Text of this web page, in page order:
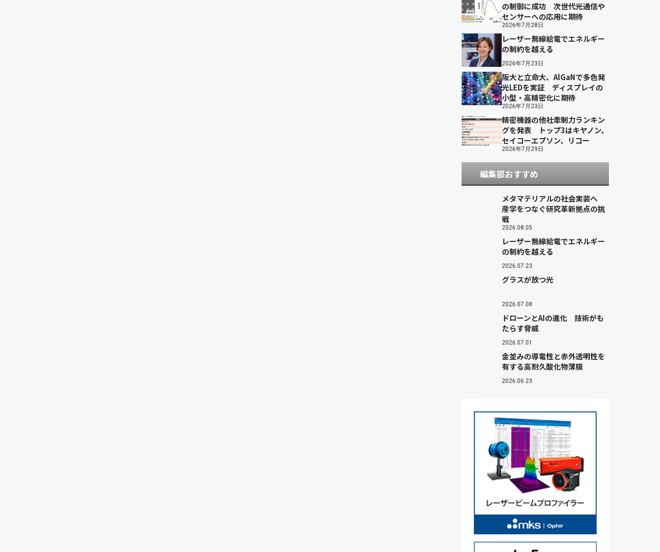
の制御に成功 次世代光通信や
センサーへの応用に期待
2026年7月28日
レーザー無線給電でエネルギー
の制約を越える
2026年7月23日
阪大と立命大、AlGaNで多色発
光LEDを実証 ディスプレイの
小型・高精密化に期待
2026年7月23日
精密機器の他社牽制力ランキン
グを発表 トップ3はキヤノン、
セイコーエプソン、リコー
2026年7月29日
編集部おすすめ
メタマテリアルの社会実装へ
産学をつなぐ研究革新拠点の挑
戦
2026.08.05
レーザー無線給電でエネルギー
の制約を越える
2026.07.23
グラスが放つ光
2026.07.08
ドローンとAIの進化 技術がも
たらす脅威
2026.07.01
金並みの導電性と赤外透明性を
有する高耐久酸化物薄膜
2026.06.23